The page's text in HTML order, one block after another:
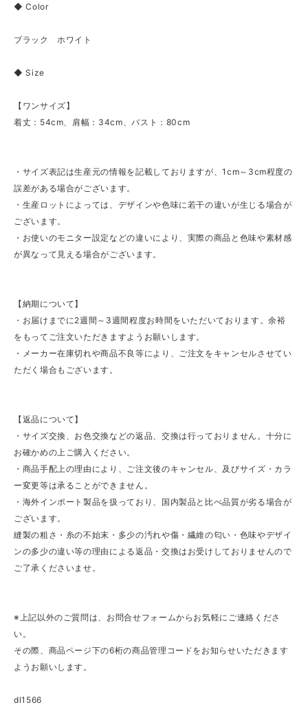
◆ Color
ブラック ホワイト
◆ Size
【ワンサイズ】
着丈：54cm、肩幅：34cm、バスト：80cm
・サイズ表記は生産元の情報を記載しておりますが、1cm～3cm程度の
誤差がある場合がございます。
・生産ロットによっては、デザインや色味に若干の違いが生じる場合が
ございます。
・お使いのモニター設定などの違いにより、実際の商品と色味や素材感
が異なって見える場合がございます。
【納期について】
・お届けまでに2週間～3週間程度お時間をいただいております。余裕
をもってご注文いただきますようお願いします。
・メーカー在庫切れや商品不良等により、ご注文をキャンセルさせてい
ただく場合もございます。
【返品について】
・サイズ交換、お色交換などの返品、交換は行っておりません。十分に
お確かめの上ご購入ください。
・商品手配上の理由により、ご注文後のキャンセル、及びサイズ・カラ
ー変更等は承ることができません。
・海外インポート製品を扱っており、国内製品と比べ品質が劣る場合が
ございます。
縫製の粗さ・糸の不始末・多少の汚れや傷・繊維の匂い・色味やデザイ
ンの多少の違い等の理由による返品・交換はお受けしておりませんので
ご了承くださいませ。
※上記以外のご質問は、お問合せフォームからお気軽にご連絡くださ
い。
その際、商品ページ下の6桁の商品管理コードをお知らせいただきます
ようお願いします。
dl1566